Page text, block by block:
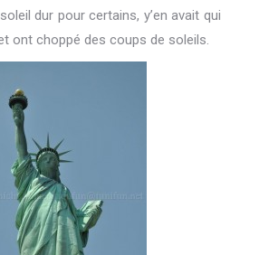
dur pour certains, y’en avait qui
ont choppé des coups de soleils.